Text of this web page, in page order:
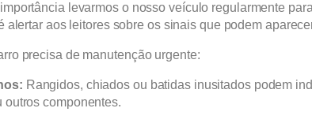
levarmos o nosso veículo regularmente
alertar aos leitores sobre os sinais que podem
precisa de manutenção urgente:
Rangidos, chiados ou batidas inusitados podem
outros componentes.